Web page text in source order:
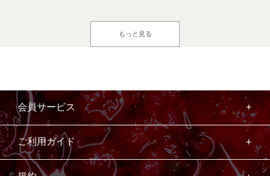
もっと見る
会員サービス
ご利用ガイド